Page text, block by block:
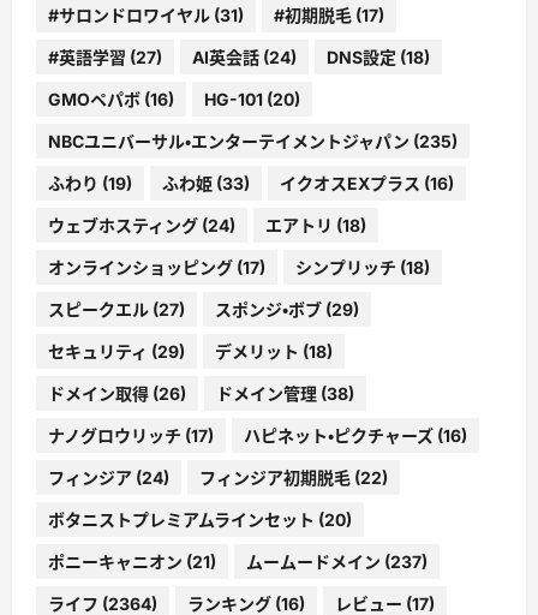
#サロンドロワイヤル (31) #初期脱毛 (17)
#英語学習 (27) AI英会話 (24) DNS設定 (18)
GMOペパボ (16) HG-101 (20)
NBCユニバーサル・エンターテイメントジャパン (235)
ふわり (19) ふわ姫 (33) イクオスEXプラス (16)
ウェブホスティング (24) エアトリ (18)
オンラインショッピング (17) シンプリッチ (18)
スピークエル (27) スポンジ・ボブ (29)
セキュリティ (29) デメリット (18)
ドメイン取得 (26) ドメイン管理 (38)
ナノグロウリッチ (17) ハピネット・ピクチャーズ (16)
フィンジア (24) フィンジア初期脱毛 (22)
ボタニストプレミアムラインセット (20)
ポニーキャニオン (21) ムームードメイン (237)
ライフ (2364) ランキング (16) レビュー (17)